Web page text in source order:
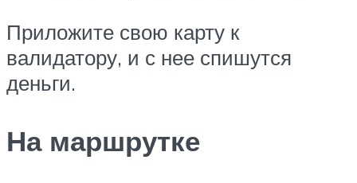
Приложите свою карту к
валидатору, и с нее спишутся
деньги.
На маршрутке